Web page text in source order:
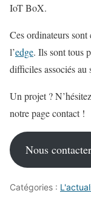
IoT BoX.
Ces ordinateurs
l’edge. Ils sont tous
difficiles associés au
Un projet ?
notre page contact !
Nous contacter
Catégories :